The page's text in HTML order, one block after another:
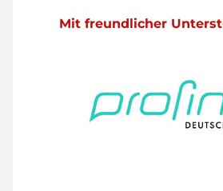
Mit freundlicher